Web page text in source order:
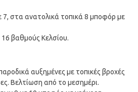
7, στα ανατολικά τοπικά 8 μποφόρ με
βαθμούς Κελσίου.
αυξημένες με τοπικές βροχές
Βελτίωση από το μεσημέρι.